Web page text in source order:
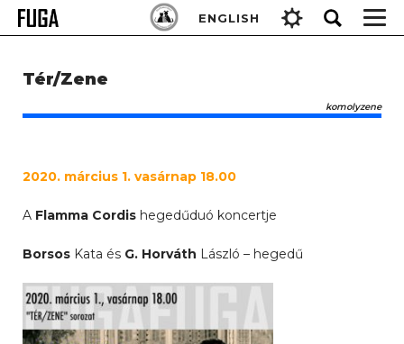
Skip
ENGLISH
Keresés:
Tér/Zene
komolyzene
2020. március 1. vasárnap 18.00
A Flamma Cordis hegedűduó koncertje
Borsos Kata és G. Horváth László – hegedű